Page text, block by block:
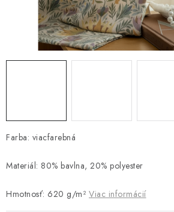
Platba a doprava
Reklamačný poriadok
Všeobecné obchodné podmienky
Ako
Ochrana osobných údajov
Odstúpenie
Farba: viacfarebná
Materiál: 80% bavlna, 20% polyester
Hmotnosť: 620 g/m² Viac informácií